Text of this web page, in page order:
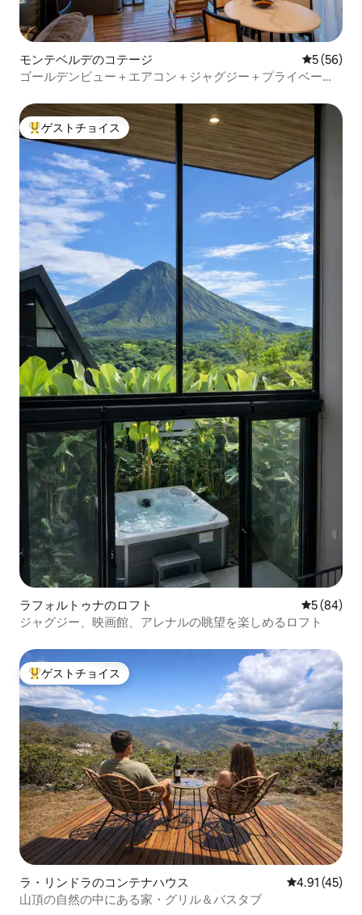
モンテベルデのコテージ レビュー
5 (56)
ゴールデンビュー＋エアコン＋ジャグジー＋プライベート
大好評のゲストチョイスです。
ゲストチョイス
ラフォルトゥナのロフト レビュー
5 (84)
ジャグジー、映画館、アレナルの眺望を楽しめるロフト
大好評のゲストチョイスです。
ゲストチョイス
ラ・リンドラのコンテナハウス レビュー45
4.91 (45)
山頂の自然の中にある家・グリル＆バスタブ